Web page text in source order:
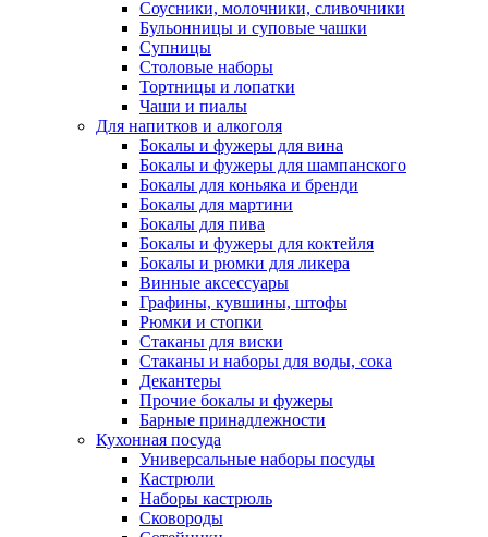
Соусники, молочники, сливочники
Бульонницы и суповые чашки
Супницы
Столовые наборы
Тортницы и лопатки
Чаши и пиалы
Для напитков и алкоголя
Бокалы и фужеры для вина
Бокалы и фужеры для шампанского
Бокалы для коньяка и бренди
Бокалы для мартини
Бокалы для пива
Бокалы и фужеры для коктейля
Бокалы и рюмки для ликера
Винные аксессуары
Графины, кувшины, штофы
Рюмки и стопки
Стаканы для виски
Стаканы и наборы для воды, сока
Декантеры
Прочие бокалы и фужеры
Барные принадлежности
Кухонная посуда
Универсальные наборы посуды
Кастрюли
Наборы кастрюль
Сковороды